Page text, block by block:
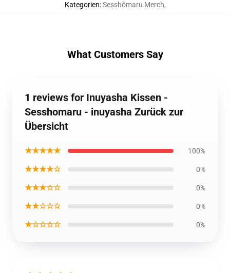
Kategorien:Sesshōmaru Merch,
What Customers Say
1 reviews for Inuyasha Kissen -
Sesshomaru - inuyasha Zurück zur
Übersicht
★★★★★ 100%
★★★★☆ 0%
★★★☆☆ 0%
★★☆☆☆ 0%
★☆☆☆☆ 0%